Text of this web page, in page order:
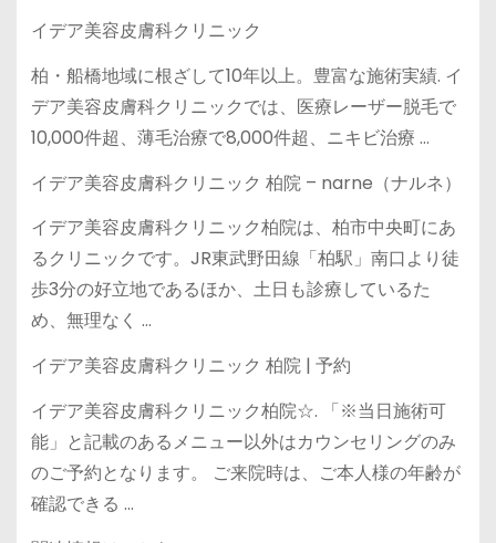
イデア美容皮膚科クリニック
柏・船橋地域に根ざして10年以上。豊富な施術実績. イ
デア美容皮膚科クリニックでは、医療レーザー脱毛で
10,000件超、薄毛治療で8,000件超、ニキビ治療 …
イデア美容皮膚科クリニック 柏院 – narne（ナルネ）
イデア美容皮膚科クリニック柏院は、柏市中央町にあ
るクリニックです。JR東武野田線「柏駅」南口より徒
歩3分の好立地であるほか、土日も診療しているた
め、無理なく …
イデア美容皮膚科クリニック 柏院 | 予約
イデア美容皮膚科クリニック柏院☆. 「※当日施術可
能」と記載のあるメニュー以外はカウンセリングのみ
のご予約となります。 ご来院時は、ご本人様の年齢が
確認できる …